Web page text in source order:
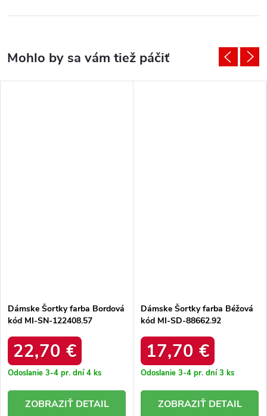
Dámske Šortky farba Bordová
kód MI-SN-122408.57
22,70 €
Odoslanie 3-4 pr. dní4 ks
DETAIL
Dámske Šortky farba Béžová
kód MI-SD-88662.92
17,70 €
Odoslanie 3-4 pr. dní3 ks
DETAIL